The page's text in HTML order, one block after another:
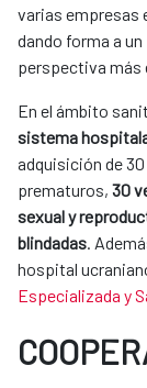
varias empresas
dando forma a
perspectiva más
En el ámbito
sistema
adquisición de
prematuros, 30
sexual y
blindadas.
hospital
Especializada y